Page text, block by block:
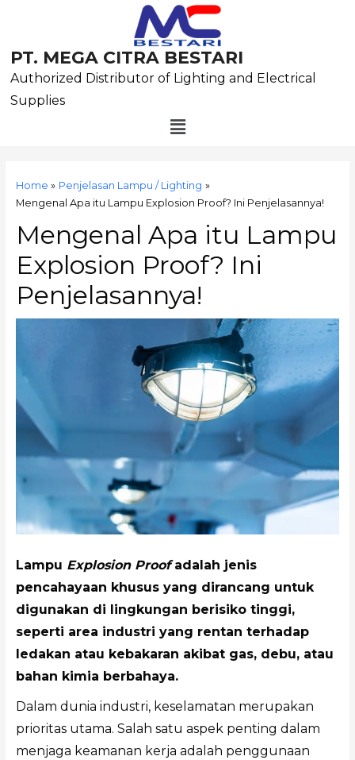
PT. MEGA CITRA BESTARI
Authorized Distributor of Lighting and Electrical
Supplies
Menu
Home
Penjelasan Lampu / Lighting
Mengenal Apa itu Lampu Explosion Proof? Ini Penjelasannya!
Mengenal Apa itu Lampu
Explosion Proof? Ini
Penjelasannya!
Lampu Explosion Proofadalah jenis
pencahayaan khusus yang dirancang untuk
digunakan di lingkungan berisiko tinggi,
seperti area industri yang rentan terhadap
ledakan atau kebakaran akibat gas, debu, atau
bahan kimia berbahaya.
Dalam dunia industri, keselamatan merupakan
prioritas utama. Salah satu aspek penting dalam
menjaga keamanan kerja adalah penggunaan